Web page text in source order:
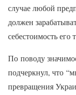
случае любой
должен
себестоимость
По поводу
подчеркнул, что
превращения